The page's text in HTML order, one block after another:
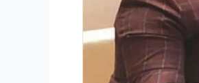
HANDICAPEES
:
LE
RAPPPORT